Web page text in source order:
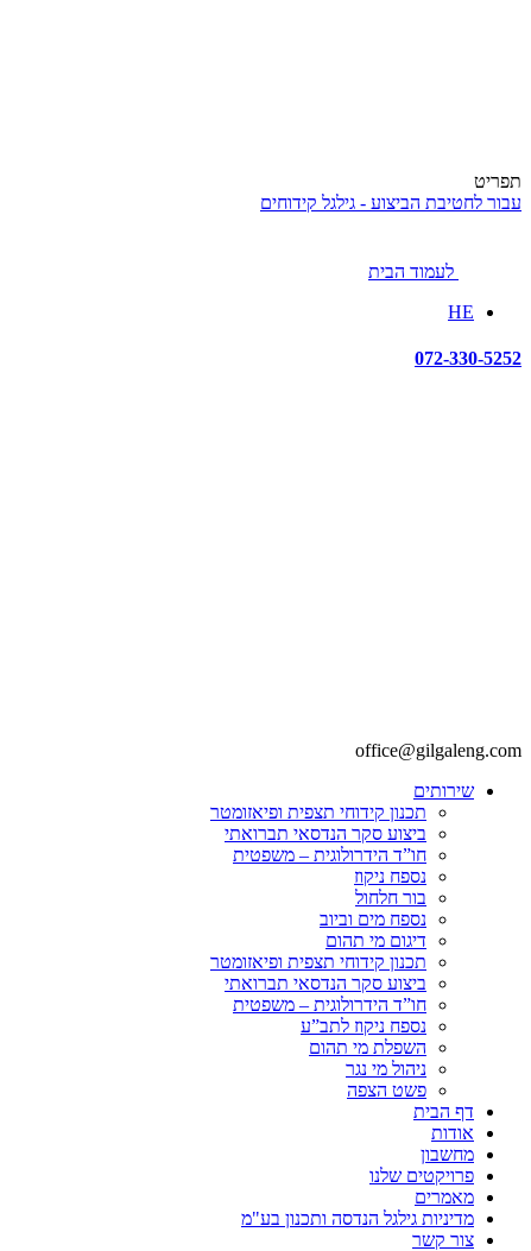
תפריט
עבור לחטיבת הביצוע - גילגל קידוחים
לעמוד הבית
HE
072-330-5252
office@gilgaleng.com
שירותים
תכנון קידוחי תצפית ופיאזומטר
ביצוע סקר הנדסאי תברואתי
חו”ד הידרולוגית – משפטית
נספח ניקוז
בור חלחול
נספח מים וביוב
דיגום מי תהום
תכנון קידוחי תצפית ופיאזומטר
ביצוע סקר הנדסאי תברואתי
חו”ד הידרולוגית – משפטית
נספח ניקוז לתב”ע
השפלת מי תהום
ניהול מי נגר
פשט הצפה
דף הבית
אודות
מחשבון
פרויקטים שלנו
מאמרים
מדיניות גילגל הנדסה ותכנון בע"מ
צור קשר